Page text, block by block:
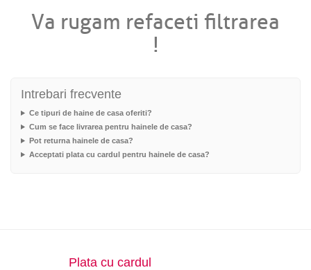
Va rugam refaceti filtrarea
!
Intrebari frecvente
Ce tipuri de haine de casa oferiti?
Cum se face livrarea pentru hainele de casa?
Pot returna hainele de casa?
Acceptati plata cu cardul pentru hainele de casa?
Plata cu cardul